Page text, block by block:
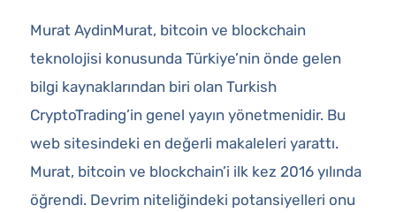
Murat AydinMurat, bitcoin ve blockchain
teknolojisi konusunda Türkiye’nin önde gelen
bilgi kaynaklarından biri olan Turkish
CryptoTrading’in genel yayın yönetmenidir. Bu
web sitesindeki en değerli makaleleri yarattı.
Murat, bitcoin ve blockchain’i ilk kez 2016 yılında
öğrendi. Devrim niteliğindeki potansiyelleri onu